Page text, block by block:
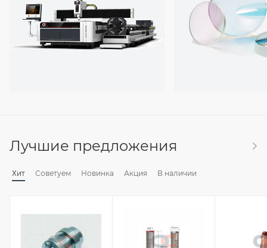
Лучшие предложения
Хит Советуем Новинка Акция В наличии